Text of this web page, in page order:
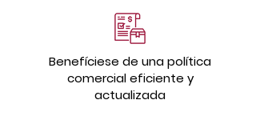
Benefíciese de una política
comercial eficiente y
actualizada